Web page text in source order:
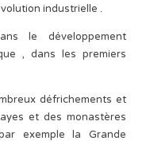
industrielle .
le développement
, dans les premiers
défrichements et
et des monastères
exemple la Grande